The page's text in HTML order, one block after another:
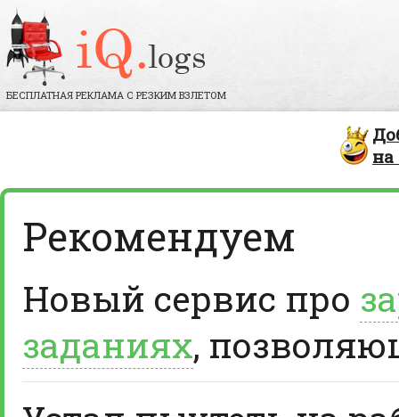
БЕСПЛАТНАЯ РЕКЛАМА С РЕЗКИМ ВЗЛЕТОМ
на
Рекомендуем
Новый сервис про
заданиях,